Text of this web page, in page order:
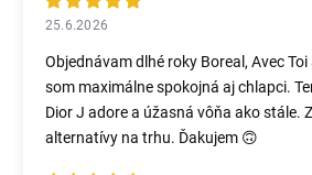
25.6.2026
Objednávam dlhé roky Boreal, Avec
som maximálne spokojná aj chlapci.
Dior J adore a úžasná vôňa ako stále.
alternatívy na trhu. Ďakujem 🙃